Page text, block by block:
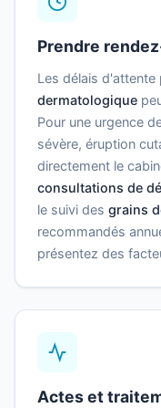
Prendre
Les délais d'attente
dermatologique
Pour une urgence
sévère, éruption
directement le
consultations de
le suivi des grains
recommandés
présentez des
Actes et